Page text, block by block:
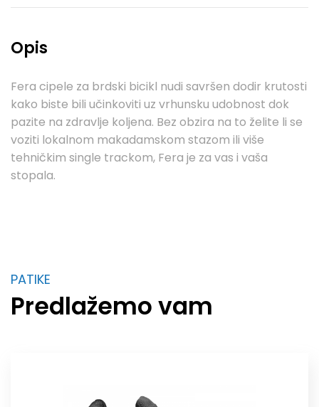
Opis
Fera cipele za brdski bicikl nudi savršen dodir krutosti
kako biste bili učinkoviti uz vrhunsku udobnost dok
pazite na zdravlje koljena. Bez obzira na to želite li se
voziti lokalnom makadamskom stazom ili više
tehničkim single trackom, Fera je za vas i vaša
stopala.
PATIKE
Predlažemo vam